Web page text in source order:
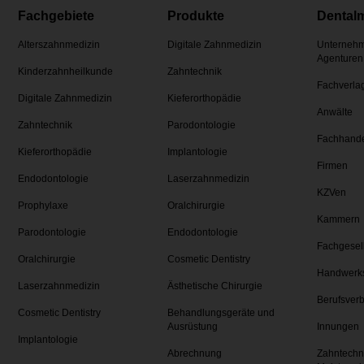
Fachgebiete
Alterszahnmedizin
Kinderzahnheilkunde
Digitale Zahnmedizin
Zahntechnik
Kieferorthopädie
Endodontologie
Prophylaxe
Parodontologie
Oralchirurgie
Laserzahnmedizin
Cosmetic Dentistry
Implantologie
Produkte
Digitale Zahnmedizin
Zahntechnik
Kieferorthopädie
Parodontologie
Implantologie
Laserzahnmedizin
Oralchirurgie
Endodontologie
Cosmetic Dentistry
Ästhetische Chirurgie
Behandlungsgeräte und
Ausrüstung
Abrechnung
Agenturen
Anwälte
Firmen
KZVen
Kammern
Innungen